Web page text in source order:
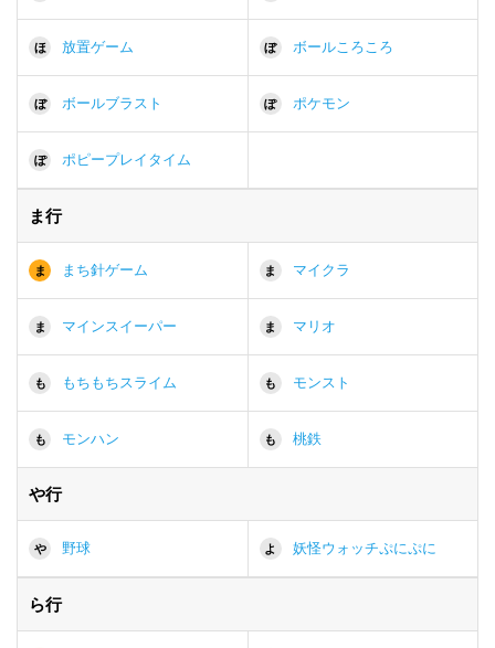
ほ 放置ゲーム ぼ ボールころころ
ぼ ボールブラスト ぽ ポケモン
ぽ ポピープレイタイム
ま行
ま まち針ゲーム ま マイクラ
ま マインスイーパー ま マリオ
も もちもちスライム も モンスト
も モンハン も 桃鉄
や行
や 野球 よ 妖怪ウォッチぷにぷに
ら行